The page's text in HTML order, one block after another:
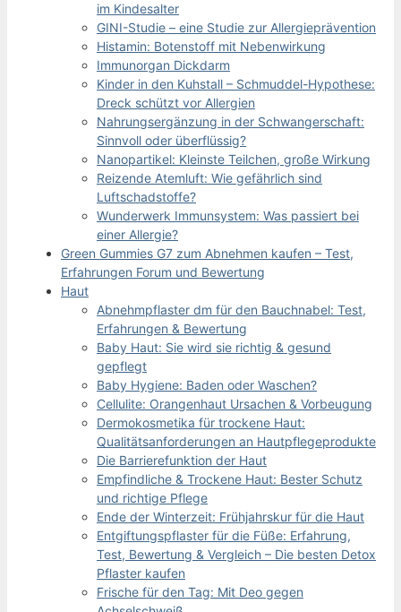
im Kindesalter
GINI-Studie – eine Studie zur Allergieprävention
Histamin: Botenstoff mit Nebenwirkung
Immunorgan Dickdarm
Kinder in den Kuhstall – Schmuddel-Hypothese:
Dreck schützt vor Allergien
Nahrungsergänzung in der Schwangerschaft:
Sinnvoll oder überflüssig?
Nanopartikel: Kleinste Teilchen, große Wirkung
Reizende Atemluft: Wie gefährlich sind
Luftschadstoffe?
Wunderwerk Immunsystem: Was passiert bei
einer Allergie?
Green Gummies G7 zum Abnehmen kaufen – Test,
Erfahrungen Forum und Bewertung
Haut
Abnehmpflaster dm für den Bauchnabel: Test,
Erfahrungen & Bewertung
Baby Haut: Sie wird sie richtig & gesund
gepflegt
Baby Hygiene: Baden oder Waschen?
Cellulite: Orangenhaut Ursachen & Vorbeugung
Dermokosmetika für trockene Haut:
Qualitätsanforderungen an Hautpflegeprodukte
Die Barrierefunktion der Haut
Empfindliche & Trockene Haut: Bester Schutz
und richtige Pflege
Ende der Winterzeit: Frühjahrskur für die Haut
Entgiftungspflaster für die Füße: Erfahrung,
Test, Bewertung & Vergleich – Die besten Detox
Pflaster kaufen
Frische für den Tag: Mit Deo gegen